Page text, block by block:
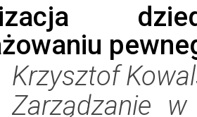
Krzysztof
Zarządzanie w